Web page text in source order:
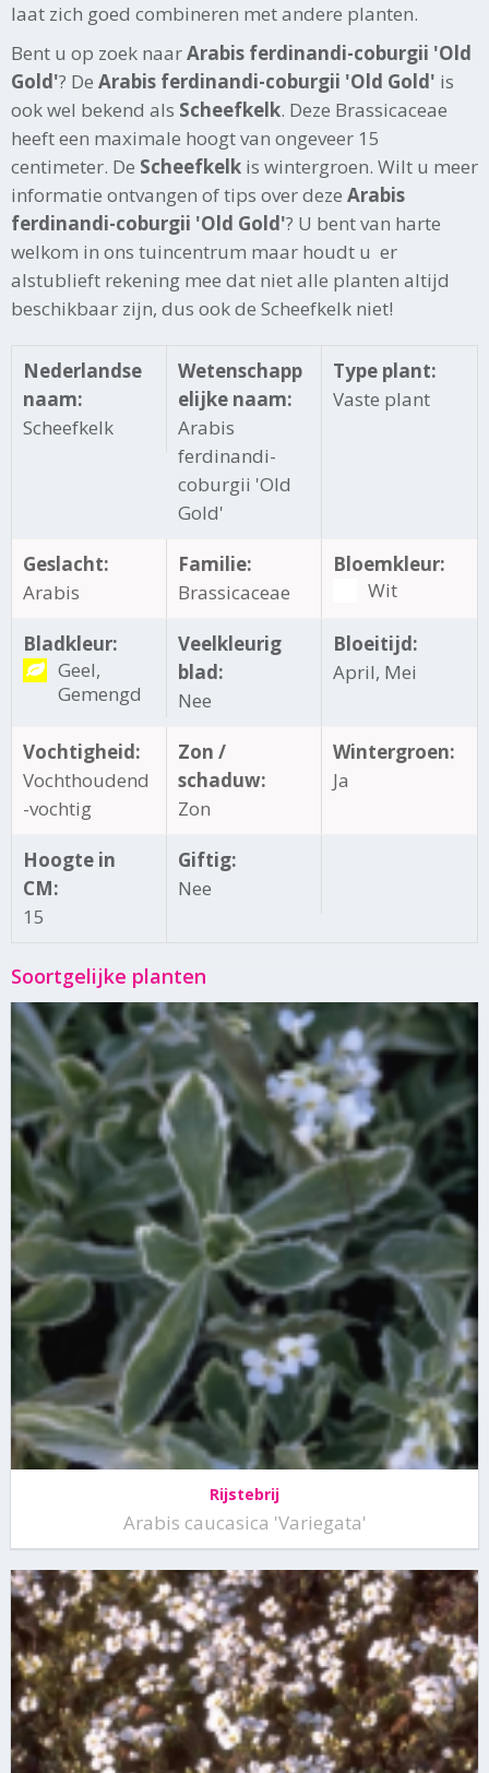
laat zich goed combineren met andere planten.
Bent u op zoek naarArabis ferdinandi-coburgii 'Old
Gold'? De Arabis ferdinandi-coburgii 'Old Gold' is
ook wel bekend als Scheefkelk. Deze Brassicaceae
heeft een maximale hoogt van ongeveer 15
centimeter. De Scheefkelk is wintergroen. Wilt u meer
informatie ontvangen of tips over deze Arabis
ferdinandi-coburgii 'Old Gold'? U bent van harte
welkom in ons tuincentrum maar houdt u er
alstublieft rekening mee dat niet alle planten altijd
beschikbaar zijn, dus ook de Scheefkelk niet!
Nederlandse
naam:
Scheefkelk
Wetenschapp
elijke naam:
Arabis
ferdinandi-
coburgii 'Old
Gold'
Type plant:
Vaste plant
Geslacht:
Arabis
Familie:
Brassicaceae
Bloemkleur:
Wit
Bladkleur:
Geel,
Gemengd
Veelkleurig
blad:
Nee
Bloeitijd:
April, Mei
Vochtigheid:
Vochthoudend
-vochtig
Zon /
schaduw:
Zon
Wintergroen:
Ja
Hoogte in
CM:
15
Giftig:
Nee
Soortgelijke planten
Rijstebrij
Arabis caucasica 'Variegata'